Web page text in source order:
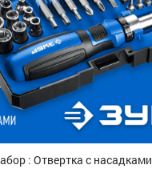
: Отвертка с насадками